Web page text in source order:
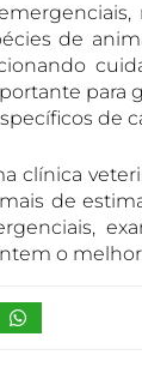
de
para
de
clínica
de
o